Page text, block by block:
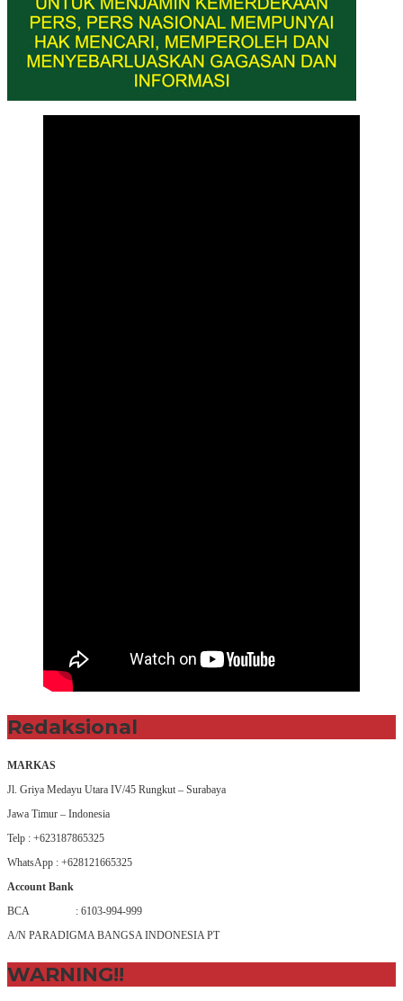
Redaksional
MARKAS
Jl. Griya Medayu Utara IV/45 Rungkut – Surabaya
Jawa Timur – Indonesia
Telp : +623187865325
WhatsApp : +628121665325
Account Bank
BCA : 6103-994-999
A/N PARADIGMA BANGSA INDONESIA PT
WARNING!!